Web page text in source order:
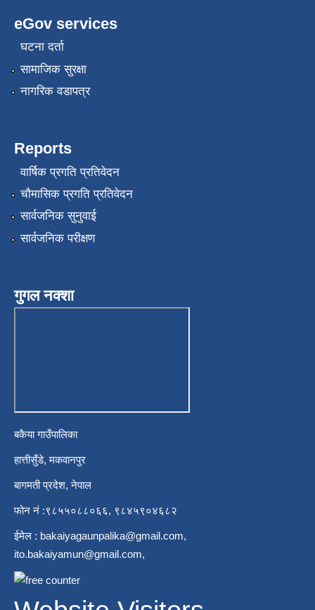
eGov services
घटना दर्ता
सामाजिक सुरक्षा
नागरिक वडापत्र
Reports
वार्षिक प्रगति प्रतिवेदन
चौमासिक प्रगति प्रतिवेदन
सार्वजनिक सुनुवाई
सार्वजनिक परीक्षण
गुगल नक्शा
बकैया गाउँपालिका
हात्तीसुँडे, मकवानपुर
बागमती प्रदेश, नेपाल
फोन नं :९८५५०८८०६६, ९८४५९०४६८२
ईमेल : bakaiyagaunpalika@gmail.com,
ito.bakaiyamun@gmail.com,